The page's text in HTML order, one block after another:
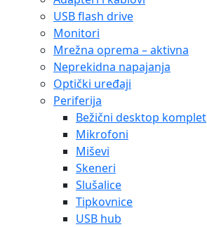
USB flash drive
Monitori
Mrežna oprema – aktivna
Neprekidna napajanja
Optički uređaji
Periferija
Bežični desktop komplet
Mikrofoni
Miševi
Skeneri
Slušalice
Tipkovnice
USB hub